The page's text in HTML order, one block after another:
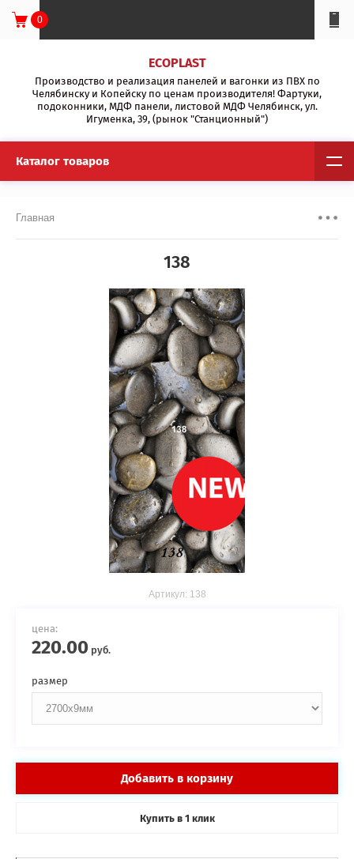
0
ECOPLAST
Производство и реализация панелей и вагонки из ПВХ по
Челябинску и Копейску по ценам производителя! Фартуки,
подоконники, МДФ панели, листовой МДФ Челябинск, ул.
Игуменка, 39, (рынок "Станционный")
Каталог товаров
Главная
138
Артикул: 138
цена:
220.00 руб.
размер
Добавить в корзину
Купить в 1 клик